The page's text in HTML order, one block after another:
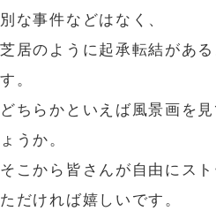
別な事件などはなく、
芝居のように起承転結があ
す。
どちらかといえば風景画を
ょうか。
そこから皆さんが自由にス
ただければ嬉しいです。